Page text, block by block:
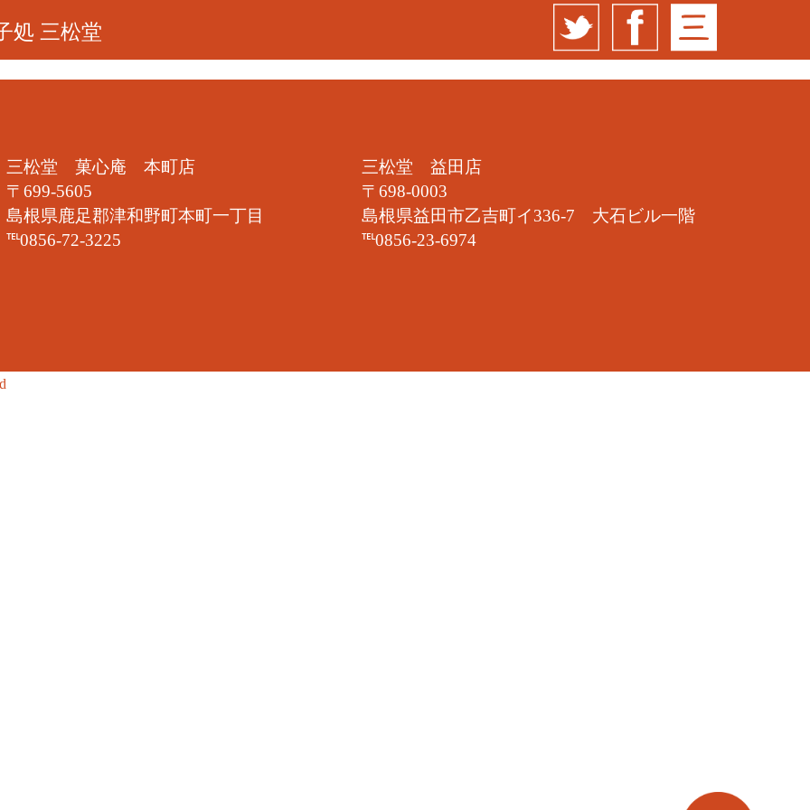
処 三松堂
三松堂 菓心庵 本町店
〒699-5605
島根県鹿足郡津和野町本町一丁目
℡0856-72-3225
三松堂 益田店
〒698-0003
島根県益田市乙吉町イ336-7 大石ビル一階
℡0856-23-6974